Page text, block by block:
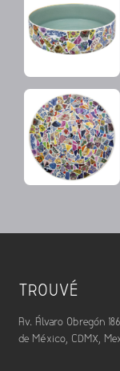
TROUVÉ
Av. Álvaro Obregón
de México, CDMX,